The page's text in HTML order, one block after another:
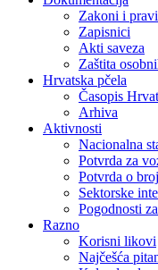
Zakoni i
Zapisnici
Akti saveza
Zaštita
Hrvatska pčela
Časopis
Arhiva
Aktivnosti
Nacionalna
Potvrda za
Potvrda o
Sektorske
Pogodnosti
Razno
Korisni likovi
Najčešća